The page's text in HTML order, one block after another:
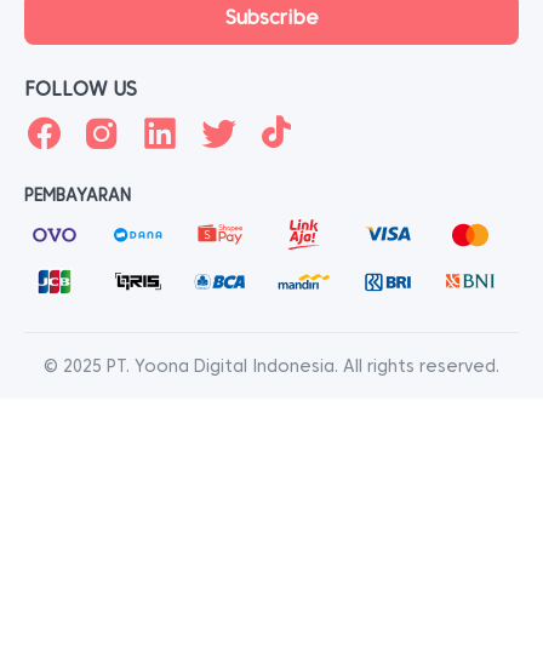
FOLLOW US
PEMBAYARAN
© 2025 PT. Yoona Digital Indonesia. All rights reserved.